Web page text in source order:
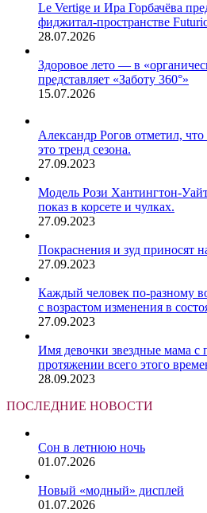
Le Vertige и Ира Горбачёва
фиджитал-пространстве
28.07.2026
Здоровое лето — в
представляет «Заботу 360°»
15.07.2026
Александр Рогов отметил,
это тренд сезона.
27.09.2023
Модель Рози Хантингтон-
показ в корсете и чулках.
27.09.2023
Покраснения и зуд приносят
27.09.2023
Каждый человек по-разному
с возрастом изменения в
27.09.2023
Имя девочки звездные мама с
протяжении всего этого
28.09.2023
ПОСЛЕДНИЕ НОВОСТИ
Сон в летнюю ночь
01.07.2026
Новый «модный» дисплей
01.07.2026